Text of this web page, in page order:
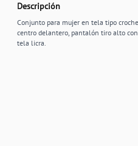
Descripción
Conjunto para mujer en tela tipo
centro delantero, pantalón tiro alto
tela licra.